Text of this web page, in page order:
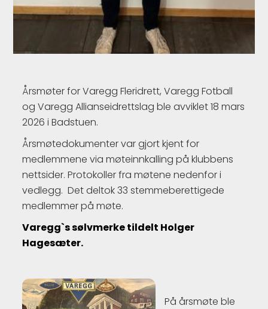
Årsmøter for Varegg Fleridrett, Varegg Fotball
og Varegg Allianseidrettslag ble avviklet 18 mars
2026 i Badstuen.
Årsmøtedokumenter var gjort kjent for
medlemmene via møteinnkalling på klubbens
nettsider. Protokoller fra møtene nedenfor i
vedlegg. Det deltok 33 stemmeberettigede
medlemmer på møte.
Varegg`s sølvmerke tildelt Holger
Hagesæter.
På årsmøte ble